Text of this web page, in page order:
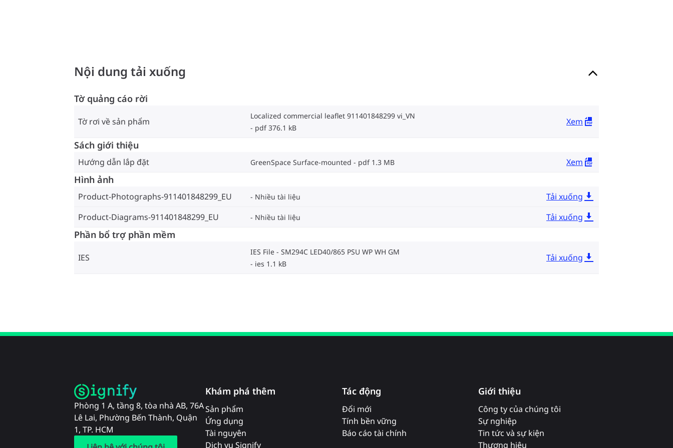
Nội dung tải xuống
Tờ quảng cáo rời
Tờ rơi về sản phẩm
Localized commercial leaflet 911401848299 vi_VN
pdf 376.1 kB
Xem
Sách giới thiệu
Hướng dẫn lắp đặt GreenSpace Surface-mounted pdf 1.3 MB Xem
Hình ảnh
Product-Photographs-911401848299_EU Nhiều tài liệu
Tải xuống
Product-Diagrams-911401848299_EU
Nhiều tài liệu Tải xuống
Phần bổ trợ phần mềm
IES
IES File - SM294C LED40/865 PSU WP WH GM
ies 1.1 kB
Tải xuống
Phòng 1 A, tầng 8, tòa nhà AB, 76A
Lê Lai, Phường Bến Thành, Quận
1, TP. HCM
Khám phá thêm
Sản phẩm
Ứng dụng
Tài nguyên
Dịch vụ Signify
Tác động
Đổi mới
Tính bền vững
Báo cáo tài chính
Giới thiệu
Công ty của chúng tôi
Sự nghiệp
Tin tức và sự kiện
Thương hiệu